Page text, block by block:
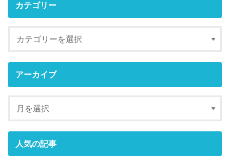
カテゴリー
アーカイブ
人気の記事